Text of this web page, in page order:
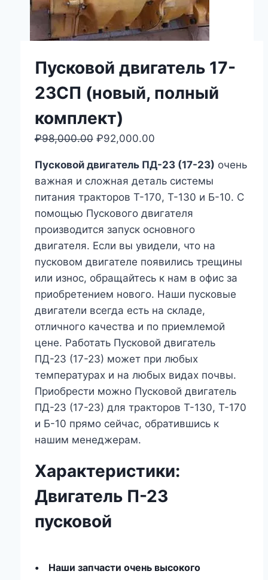
Пусковой двигатель 17-
23СП (новый, полный
комплект)
₽98,000.00 Первоначальная
составляла
₽98,000.00.
₽92,000.00
₽92,000.00.
Пусковой двигатель ПД-23 (17-23) очень
важная и сложная деталь системы
питания тракторов Т-170, Т-130 и Б-10. С
помощью Пускового двигателя
производится запуск основного
двигателя. Если вы увидели, что на
пусковом двигателе появились трещины
или износ, обращайтесь к нам в офис за
приобретением нового. Наши пусковые
двигатели всегда есть на складе,
отличного качества и по приемлемой
цене. Работать Пусковой двигатель
ПД-23 (17-23) может при любых
температурах и на любых видах почвы.
Приобрести можно Пусковой двигатель
ПД-23 (17-23) для тракторов Т-130, Т-170
и Б-10 прямо сейчас, обратившись к
нашим менеджерам.
Характеристики:
Двигатель П-23
пусковой
• Наши запчасти очень высокого